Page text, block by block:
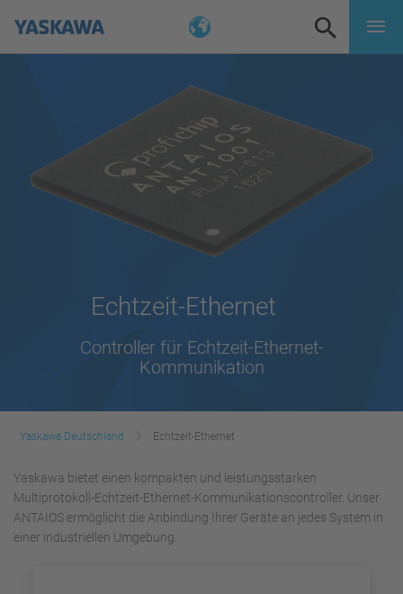
Echtzeit-Ethernet
Controller für Echtzeit-Ethernet-
Kommunikation
Yaskawa Deutschland Echtzeit-Ethernet
Yaskawa bietet einen kompakten und leistungsstarken
Multiprotokoll-Echtzeit-Ethernet-Kommunikationscontroller. Unser
ANTAIOS ermöglicht die Anbindung Ihrer Geräte an jedes System in
einer industriellen Umgebung.